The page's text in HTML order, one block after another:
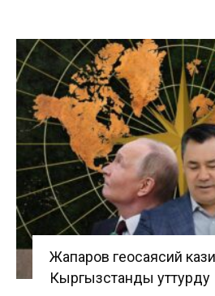
Жапаров геосаясий
Кыргызстанды уттурду